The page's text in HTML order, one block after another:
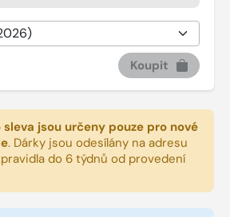
Koupit
sleva jsou určeny pouze pro nové
. Dárky jsou odesílány na adresu
do 6 týdnů od provedení